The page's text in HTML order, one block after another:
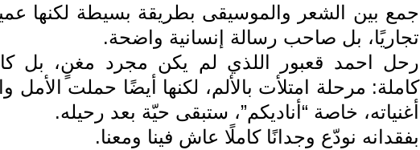
جمع بين الشعر والموسيقى بطريقة بسيطة لكنها
تجاريًا، بل صاحب رسالة إنسانية واضحة.
رحل احمد قعبور اللذي لم يكن مجرد مغنٍ، بل
كاملة: مرحلة امتلأت بالألم، لكنها أيضًا حملت
أغنياته، خاصة “أناديكم”، ستبقى حيّة بعد رحيله.
بفقدانه نودّع وجدانًا كاملًا عاش فينا ومعنا.